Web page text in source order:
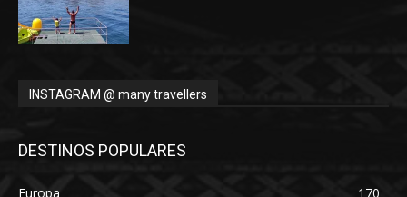
INSTAGRAM @ many travellers
DESTINOS POPULARES
Europa
170